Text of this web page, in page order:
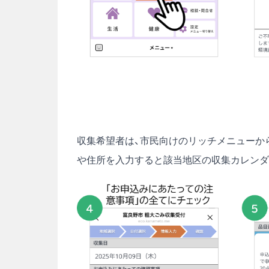
収集希望者は、市民向けのリッチメニューか
や住所を入力すると該当地区の収集カレン